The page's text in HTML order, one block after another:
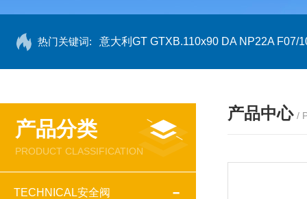
热门关键词: 意大利GT GTXB.110x90 DA NP22A F07/
产品分类
PRODUCT CLASSIFICATION
TECHNICAL安全阀
产品中心 /